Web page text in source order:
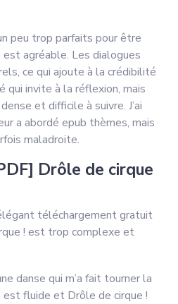
peu trop parfaits pour être
est agréable. Les dialogues
ce qui ajoute à la crédibilité
qui invite à la réflexion, mais
et difficile à suivre. J’ai
a abordé epub thèmes, mais
maladroite.
Drôle de cirque
téléchargement gratuit
! est trop complexe et
danse qui m’a fait tourner la
fluide et Drôle de cirque !